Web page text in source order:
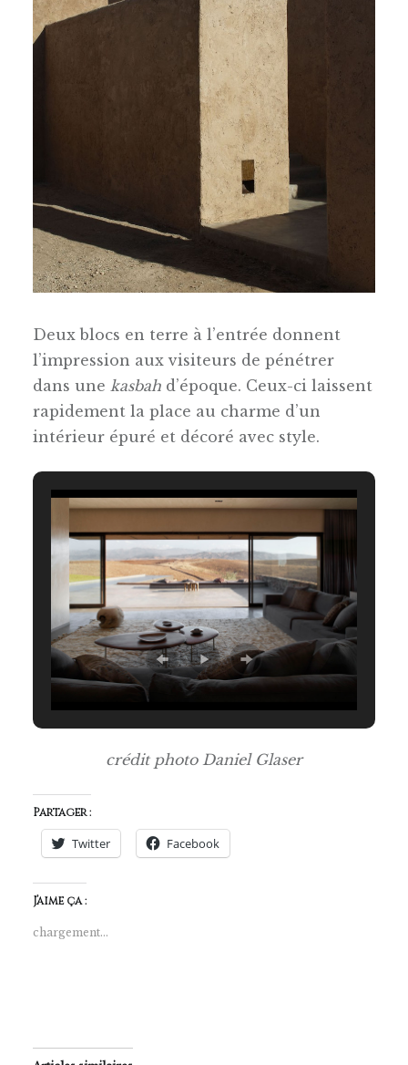
Deux blocs en terre à l’entrée donnent
l’impression aux visiteurs de pénétrer
dans une kasbahd’époque. Ceux-ci laissent
rapidement la place au charme d’un
intérieur épuré et décoré avec style.
crédit photo Daniel Glaser
Partager :
Twitter Facebook
J’aime ça :
chargement…